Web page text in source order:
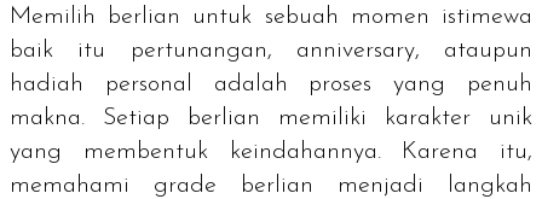
Memilih berlian untuk sebuah momen istimewa
baik itu pertunangan, anniversary, ataupun
hadiah personal adalah proses yang penuh
makna. Setiap berlian memiliki karakter unik
yang membentuk keindahannya. Karena itu,
memahami grade
berlian menjadi langkah